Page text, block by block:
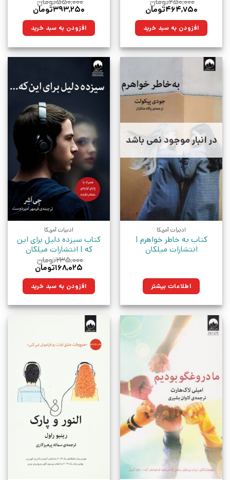
قیمت
۶۵۰,۰۰۰تومان
بود.
۴۶۴,۷۵۰تومان
۴۶۴,۷۵۰تومان.افزودن به سبد خرید
قیمت
۵۵۰,۰۰۰تومان
بود.
۳۹۳,۲۵۰تومان
۳۹۳,۲۵۰تومان.افزودن به سبد خرید
در انبار موجود نمی باشد
ادبیات آمریکا
کتاب به خاطر خواهرم |
انتشارات میلکان
اطلاعات بیشتر
ادبیات آمریکا
کتاب سیزده دلیل برای این
که | انتشارات میلکان
۲۳۵,۰۰۰تومان
قیمت
۲۳۵,۰۰۰تومان
بود.
۱۶۸,۰۲۵تومان
۱۶۸,۰۲۵تومان.افزودن به سبد خرید